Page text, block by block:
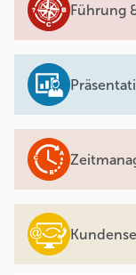
Führung